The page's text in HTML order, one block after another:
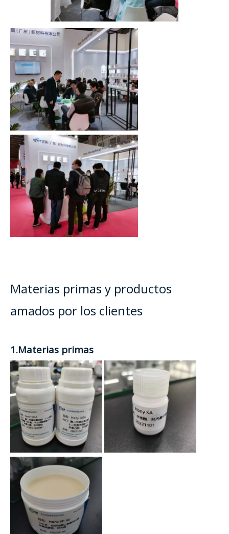
Materias primas y productos
amados por los clientes
1.Materias primas